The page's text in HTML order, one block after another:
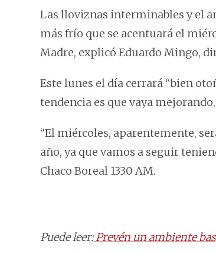
Las lloviznas interminables y el
más frío que se acentuará el
Madre, explicó Eduardo Mingo,
Este lunes el día cerrará “bien
tendencia es que vaya
“El miércoles, aparentemente,
año, ya que vamos a seguir
Chaco Boreal 1330 AM.
Puede leer:Prevén un ambiente